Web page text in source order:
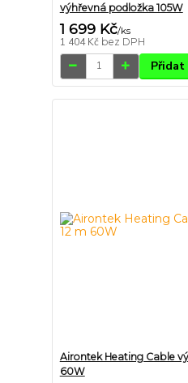
výhřevná podložka 105W
1 699 Kč/ks
1 404 Kč bez DPH
Přidat
Airontek Heating Cable
60W